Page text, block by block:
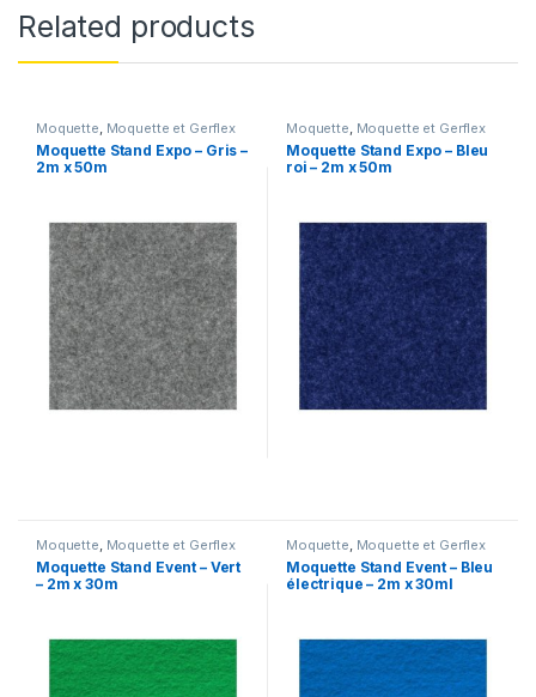
Related products
Moquette, Moquette et Gerflex
Moquette Stand Expo – Gris –
2m x 50m
Moquette, Moquette et Gerflex
Moquette Stand Expo – Bleu
roi – 2m x 50m
Moquette, Moquette et Gerflex
Moquette Stand Event – Vert
– 2m x 30m
Moquette, Moquette et Gerflex
Moquette Stand Event – Bleu
électrique – 2m x 30ml